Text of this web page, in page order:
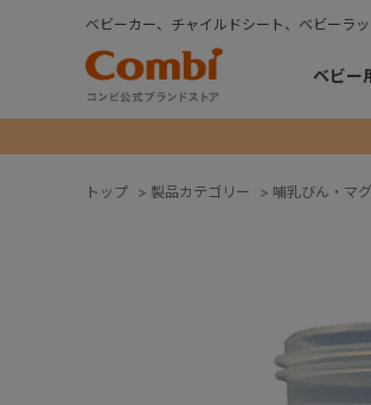
ベビーカー、チャイルドシート、ベビーラ
ベビー
トップ > 製品カテゴリー > 哺乳びん・マ